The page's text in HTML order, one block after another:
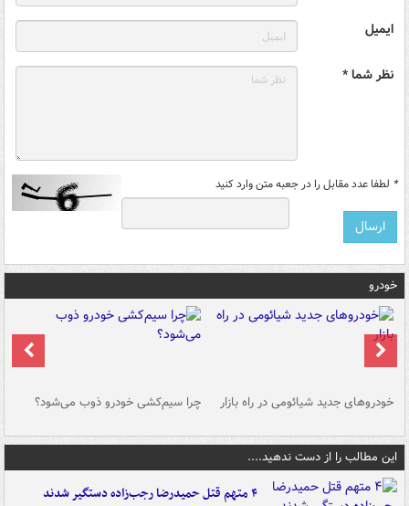
ایمیل
نظر شما *
* لطفا عدد مقابل را در جعبه متن وارد کنید
خودرو
خودروهای جدید شیائومی در راه بازار چرا سیم‌کشی خودرو ذوب می‌شود؟
این مطالب را از دست ندهید....
۴ متهم قتل حمیدرضا رجب‌زاده دستگیر شدند